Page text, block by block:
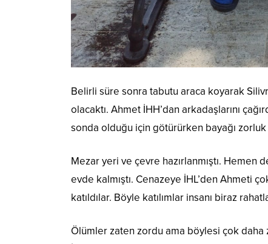
Belirli süre sonra tabutu araca koyarak
olacaktı. Ahmet İHH’dan arkadaşlarını
sonda olduğu için götürürken bayağı
Mezar yeri ve çevre hazırlanmıştı. Hemen
evde kalmıştı. Cenazeye İHL’den Ahmeti
katıldılar. Böyle katılımlar insanı biraz
Ölümler zaten zordu ama böylesi çok daha